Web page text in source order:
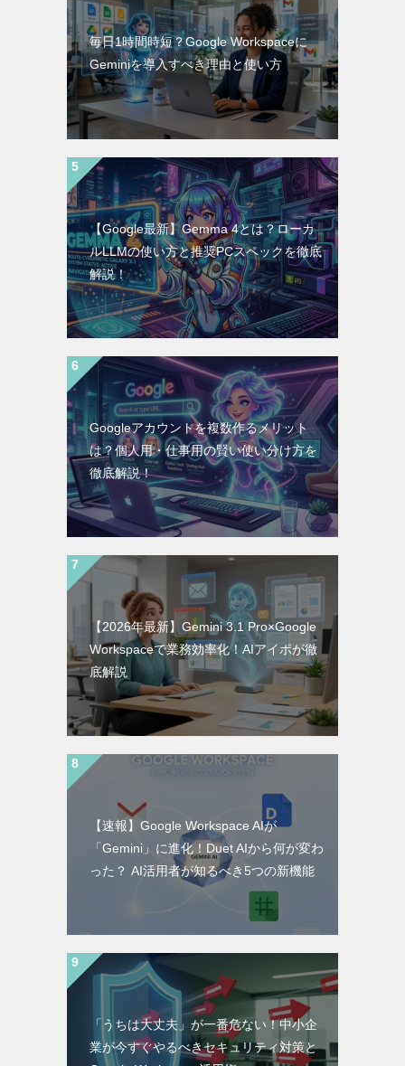
毎日1時間時短？Google Workspaceに
Geminiを導入すべき理由と使い方
【Google最新】Gemma 4とは？ローカ
ルLLMの使い方と推奨PCスペックを徹底
解説！
Googleアカウントを複数作るメリット
は？個人用・仕事用の賢い使い分け方を
徹底解説！
【2026年最新】Gemini 3.1 Pro×Google
Workspaceで業務効率化！AIアイポが徹
底解説
【速報】Google Workspace AIが
「Gemini」に進化！Duet AIから何が変わ
った？ AI活用者が知るべき5つの新機能
「うちは大丈夫」が一番危ない！中小企
業が今すぐやるべきセキュリティ対策と